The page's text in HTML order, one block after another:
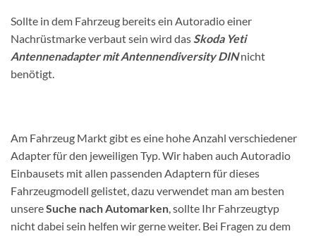
Sollte in dem Fahrzeug bereits ein Autoradio einer
Nachrüstmarke verbaut sein wird das Skoda Yeti
Antennenadapter mit Antennendiversity DINnicht
benötigt.
Am Fahrzeug Markt gibt es eine hohe Anzahl verschiedener
Adapter für den jeweiligen Typ. Wir haben auch Autoradio
Einbausets mit allen passenden Adaptern für dieses
Fahrzeugmodell gelistet, dazu verwendet man am besten
unsereSuche nach Automarken, sollte Ihr Fahrzeugtyp
nicht dabei sein helfen wir gerne weiter. Bei Fragen zu dem